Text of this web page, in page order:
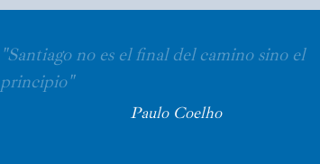
"Santiago no es el final del camino sino el
principio"
Paulo Coelho